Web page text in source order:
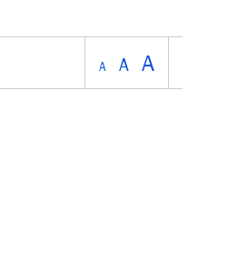
A A A